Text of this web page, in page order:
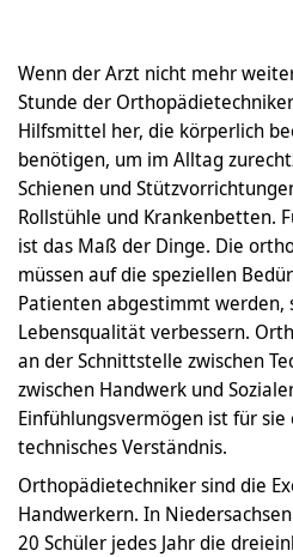
Wenn der Arzt nicht mehr
Stunde der
Hilfsmittel her, die körperlich
benötigen, um im Alltag
Schienen und
Rollstühle und Krankenbetten.
ist das Maß der Dinge. Die
müssen auf die speziellen
Patienten abgestimmt werden,
Lebensqualität verbessern.
an der Schnittstelle zwischen
zwischen Handwerk und
Einfühlungsvermögen ist für
technisches Verständnis.
Orthopädietechniker sind die
Handwerkern. In
20 Schüler jedes Jahr die